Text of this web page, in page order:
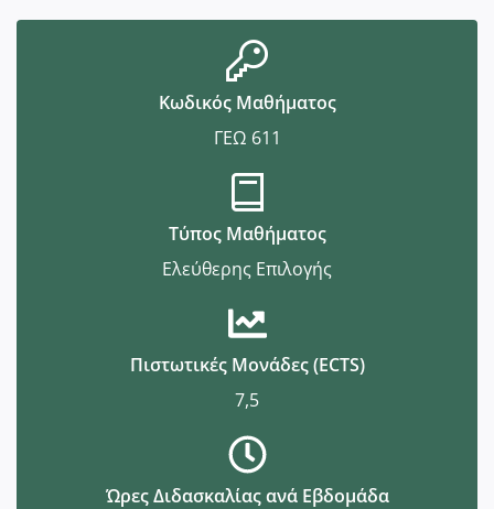
Κωδικός Μαθήματος
ΓΕΩ 611
Τύπος Μαθήματος
Ελεύθερης Επιλογής
Πιστωτικές Μονάδες (ECTS)
7,5
Ώρες Διδασκαλίας ανά Εβδομάδα